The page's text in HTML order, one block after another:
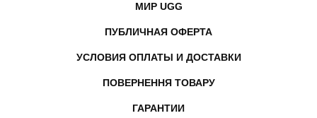
МИР UGG
ПУБЛИЧНАЯ ОФЕРТА
УСЛОВИЯ ОПЛАТЫ И ДОСТАВКИ
ПОВЕРНЕННЯ ТОВАРУ
ГАРАНТИИ